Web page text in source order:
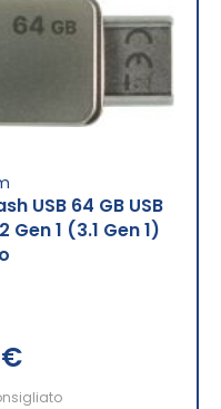
USB 64 GB USB
1 (3.1 Gen 1)